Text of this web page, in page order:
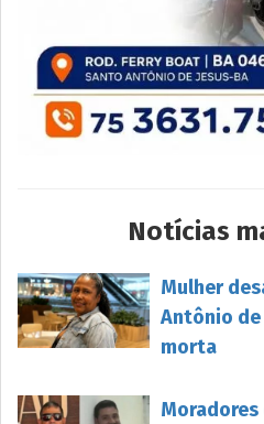
Notícias
Mulher
Antônio de
morta